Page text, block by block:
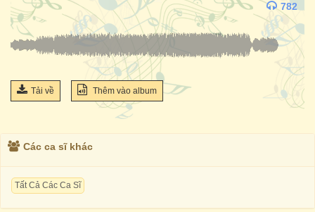
782
Tải về Thêm vào album
Các ca sĩ khác
Tất Cả Các Ca Sĩ